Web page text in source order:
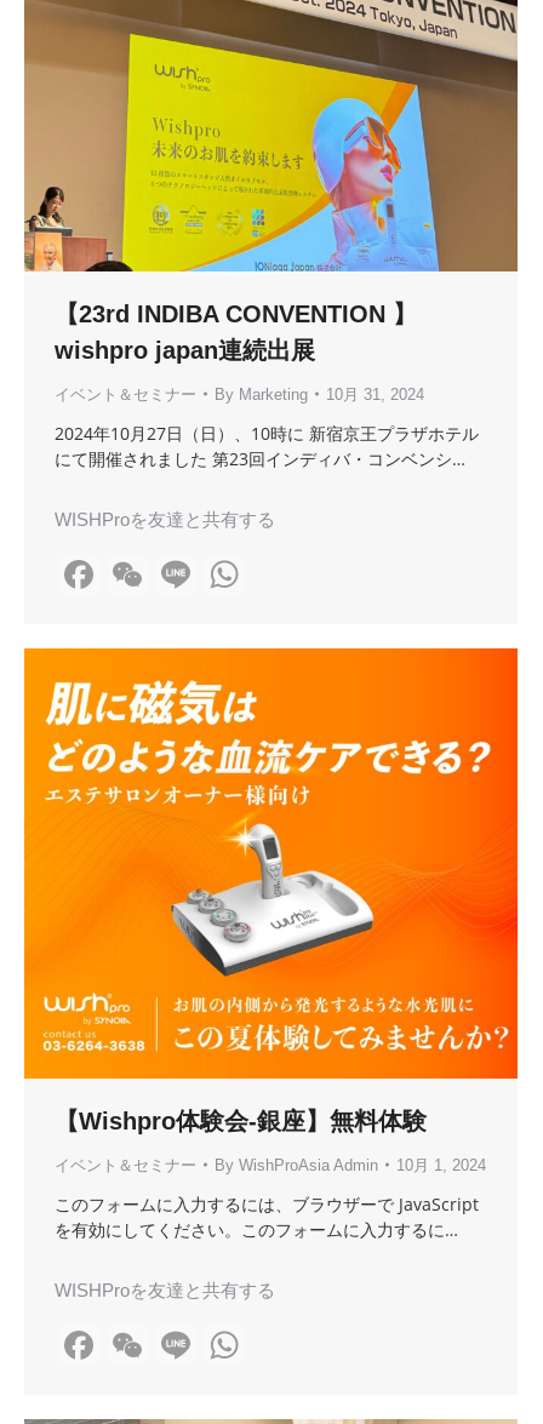
【23rd INDIBA CONVENTION 】
wishpro japan連続出展
イベント＆セミナー By Marketing 10月 31, 2024
2024年10月27日（日）、10時に 新宿京王プラザホテル
にて開催されました 第23回インディバ・コンベンシ…
WISHProを友達と共有する
Facebook
WeChat
Line
【Wishpro体験会-銀座】無料体験
イベント＆セミナー By WishProAsia Admin 10月 1, 2024
このフォームに入力するには、ブラウザーで JavaScript
を有効にしてください。このフォームに入力するに…
WISHProを友達と共有する
Facebook
WeChat
Line